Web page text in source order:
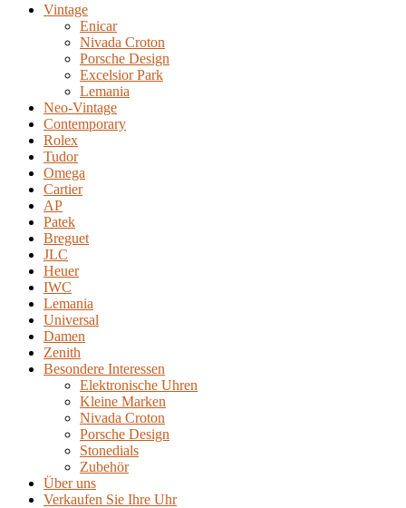
Vintage
Enicar
Nivada Croton
Porsche Design
Excelsior Park
Lemania
Neo-Vintage
Contemporary
Rolex
Tudor
Omega
Cartier
AP
Patek
Breguet
JLC
Heuer
IWC
Lemania
Universal
Damen
Zenith
Besondere Interessen
Elektronische Uhren
Kleine Marken
Nivada Croton
Porsche Design
Stonedials
Zubehör
Über uns
Verkaufen Sie Ihre Uhr